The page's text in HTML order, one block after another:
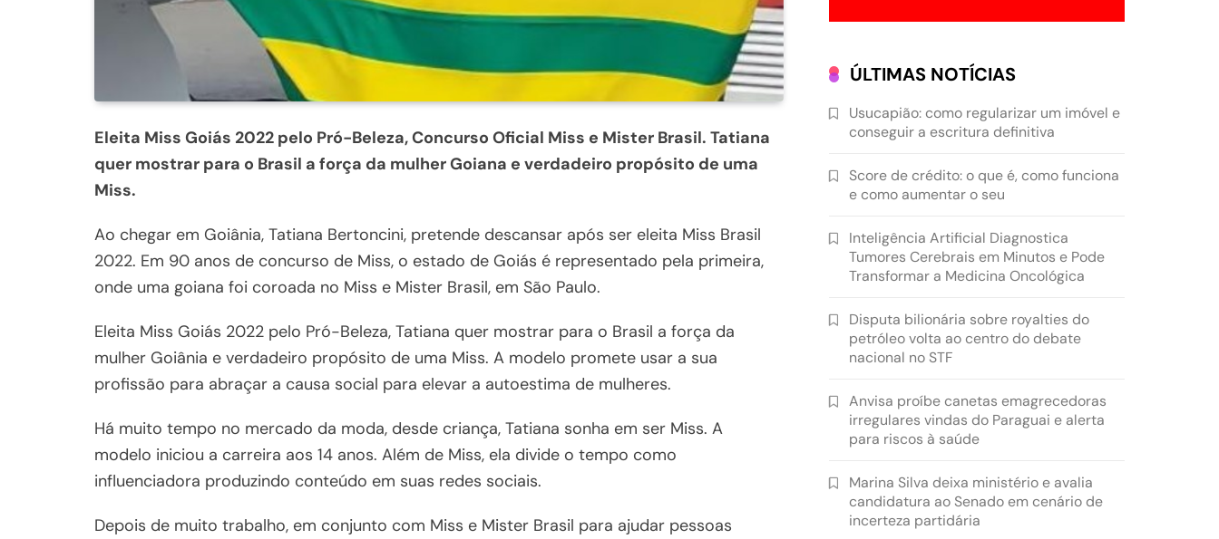
Eleita Miss Goiás 2022 pelo Pró-Beleza, Concurso Oficial Miss e Mister Brasil. Tatiana
quer mostrar para o Brasil a força da mulher Goiana e verdadeiro propósito de uma
Miss.
Ao chegar em Goiânia, Tatiana Bertoncini, pretende descansar após ser eleita Miss Brasil
2022. Em 90 anos de concurso de Miss, o estado de Goiás é representado pela primeira,
onde uma goiana foi coroada no Miss e Mister Brasil, em São Paulo.
Eleita Miss Goiás 2022 pelo Pró-Beleza, Tatiana quer mostrar para o Brasil a força da
mulher Goiânia e verdadeiro propósito de uma Miss. A modelo promete usar a sua
profissão para abraçar a causa social para elevar a autoestima de mulheres.
Há muito tempo no mercado da moda, desde criança, Tatiana sonha em ser Miss. A
modelo iniciou a carreira aos 14 anos. Além de Miss, ela divide o tempo como
influenciadora produzindo conteúdo em suas redes sociais.
Depois de muito trabalho, em conjunto com Miss e Mister Brasil para ajudar pessoas
ÚLTIMAS NOTÍCIAS
Usucapião: como regularizar um imóvel e
conseguir a escritura definitiva
Score de crédito: o que é, como funciona
e como aumentar o seu
Inteligência Artificial Diagnostica
Tumores Cerebrais em Minutos e Pode
Transformar a Medicina Oncológica
Disputa bilionária sobre royalties do
petróleo volta ao centro do debate
nacional no STF
Anvisa proíbe canetas emagrecedoras
irregulares vindas do Paraguai e alerta
para riscos à saúde
Marina Silva deixa ministério e avalia
candidatura ao Senado em cenário de
incerteza partidária